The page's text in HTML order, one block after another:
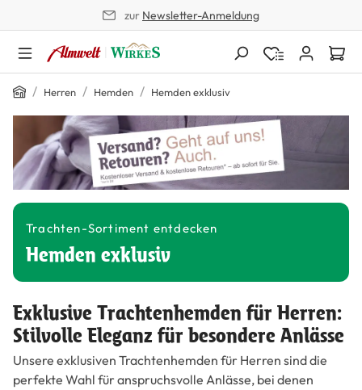
zur Newsletter-Anmeldung
Home
/ Herren / Hemden / Hemden exklusiv
Trachten-Sortiment entdecken
Hemden exklusiv
Exklusive Trachtenhemden für Herren:
Stilvolle Eleganz für besondere Anlässe
Unsere exklusiven Trachtenhemden für Herren sind die
perfekte Wahl für anspruchsvolle Anlässe, bei denen